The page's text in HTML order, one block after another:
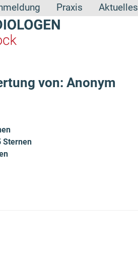
Praxis Aktuelles
von: Anonym
Sternen